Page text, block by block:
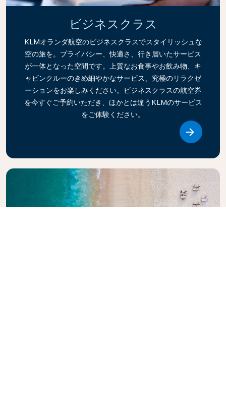
ビジネスクラス
KLMオランダ航空のビジネスクラスでスタイリッシュな
空の旅を。プライバシー、快適さ、行き届いたサービス
が一体となった空間です。上質なお食事やお飲み物、キ
ャビンクルーのきめ細やかなサービス、究極のリラクゼ
ーションをお楽しみください。ビジネスクラスの航空券
を今すぐご予約いただき、ほかとは違うKLMのサービス
をご体験ください。